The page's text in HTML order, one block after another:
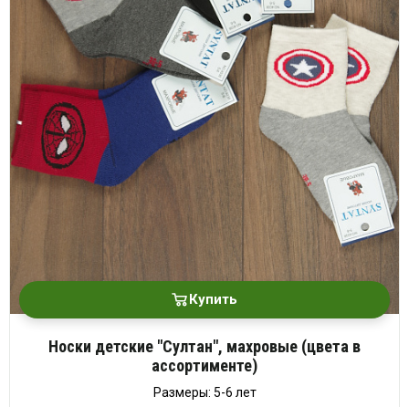
Купить
Носки детские "Султан", махровые (цвета в
ассортименте)
Размеры: 5-6 лет